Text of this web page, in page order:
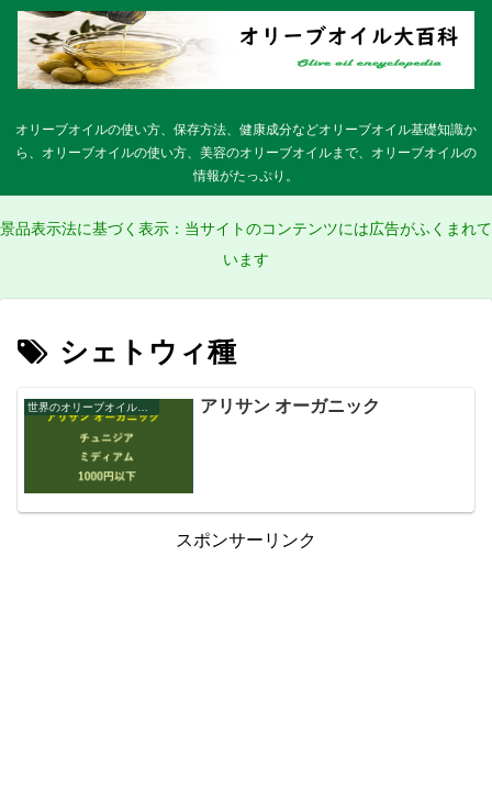
オリーブオイルの使い方、保存方法、健康成分などオリーブオイル基礎知識か
ら、オリーブオイルの使い方、美容のオリーブオイルまで、オリーブオイルの
情報がたっぷり。
景品表示法に基づく表示：当サイトのコンテンツには広告がふくまれて
います
シェトウィ種
アリサン オーガニック
スポンサーリンク